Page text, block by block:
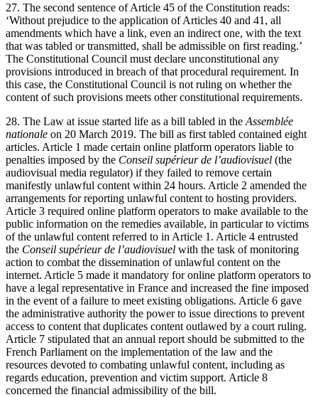
27. The second sentence of Article 45 of the Constitution reads:
‘Without prejudice to the application of Articles 40 and 41, all
amendments which have a link, even an indirect one, with the text
that was tabled or transmitted, shall be admissible on first reading.’
The Constitutional Council must declare unconstitutional any
provisions introduced in breach of that procedural requirement. In
this case, the Constitutional Council is not ruling on whether the
content of such provisions meets other constitutional requirements.
28. The Law at issue started life as a bill tabled in the Assemblée
nationale on 20 March 2019. The bill as first tabled contained eight
articles. Article 1 made certain online platform operators liable to
penalties imposed by the Conseil supérieur de l’audiovisuel (the
audiovisual media regulator) if they failed to remove certain
manifestly unlawful content within 24 hours. Article 2 amended the
arrangements for reporting unlawful content to hosting providers.
Article 3 required online platform operators to make available to the
public information on the remedies available, in particular to victims
of the unlawful content referred to in Article 1. Article 4 entrusted
the Conseil supérieur de l’audiovisuel with the task of monitoring
action to combat the dissemination of unlawful content on the
internet. Article 5 made it mandatory for online platform operators to
have a legal representative in France and increased the fine imposed
in the event of a failure to meet existing obligations. Article 6 gave
the administrative authority the power to issue directions to prevent
access to content that duplicates content outlawed by a court ruling.
Article 7 stipulated that an annual report should be submitted to the
French Parliament on the implementation of the law and the
resources devoted to combating unlawful content, including as
regards education, prevention and victim support. Article 8
concerned the financial admissibility of the bill.